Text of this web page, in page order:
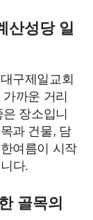
산성당 일
구제일교회
까운 거리
장소입니
과 건물, 담
여름이 시작
다.
골목의